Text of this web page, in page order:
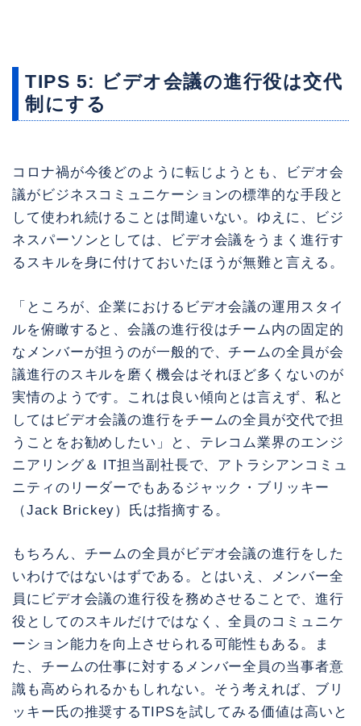
TIPS 5: ビデオ会議の進行役は交代
制にする
コロナ禍が今後どのように転じようとも、ビデオ会
議がビジネスコミュニケーションの標準的な手段と
して使われ続けることは間違いない。ゆえに、ビジ
ネスパーソンとしては、ビデオ会議をうまく進行す
るスキルを身に付けておいたほうが無難と言える。
「ところが、企業におけるビデオ会議の運用スタイ
ルを俯瞰すると、会議の進行役はチーム内の固定的
なメンバーが担うのが一般的で、チームの全員が会
議進行のスキルを磨く機会はそれほど多くないのが
実情のようです。これは良い傾向とは言えず、私と
してはビデオ会議の進行をチームの全員が交代で担
うことをお勧めしたい」と、テレコム業界のエンジ
ニアリング＆ IT担当副社長で、アトラシアンコミュ
ニティのリーダーでもあるジャック・ブリッキー
（Jack Brickey）氏は指摘する。
もちろん、チームの全員がビデオ会議の進行をした
いわけではないはずである。とはいえ、メンバー全
員にビデオ会議の進行役を務めさせることで、進行
役としてのスキルだけではなく、全員のコミュニケ
ーション能力を向上させられる可能性もある。ま
た、チームの仕事に対するメンバー全員の当事者意
識も高められるかもしれない。そう考えれば、ブリ
ッキー氏の推奨するTIPSを試してみる価値は高いと